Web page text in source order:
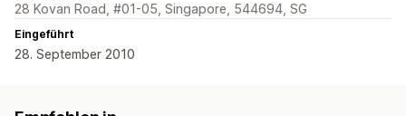
28 Kovan Road, #01-05, Singapore, 544694, SG
Eingeführt
28. September 2010